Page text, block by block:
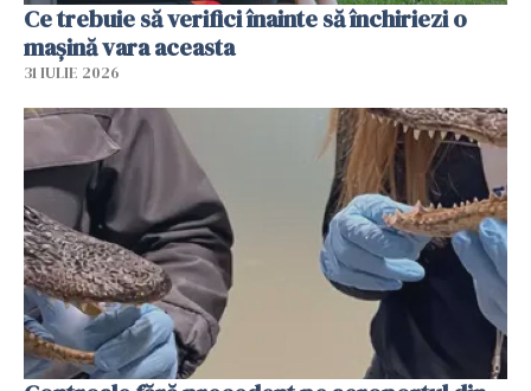
Ce trebuie să verifici înainte să închiriezi o
mașină vara aceasta
31 IULIE 2026